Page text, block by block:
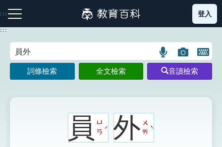
到
主
:::
注音索引圖示 筆畫索引圖示 部首索引表圖示
登入
:::
語
言
搜
圖
片
搜
開
鍵
圖
詞條檢索 全文檢索 音讀檢索
員ㄩ
ㄢ
ˊ 外ㄨ
ㄞ
ˋ